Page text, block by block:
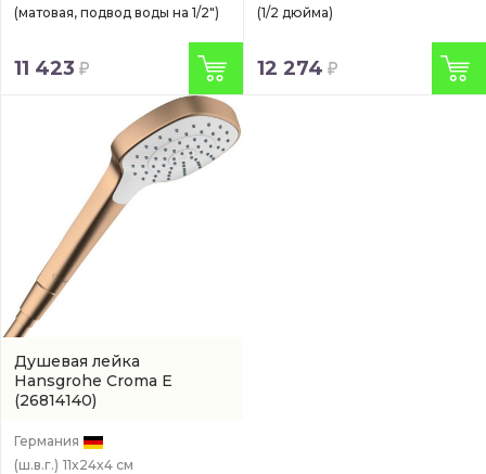
(матовая, подвод воды на 1/2")
11 423
(1/2 дюйма)
12 274
Душевая лейка
Hansgrohe Croma E
(26814140)
Германия
(ш.в.г.) 11x24x4 см